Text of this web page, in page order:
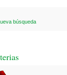
búsqueda